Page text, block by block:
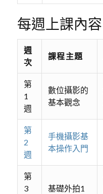
每週上課內容
週
次
課程主題
第
1
週
數位攝影的
基本觀念
第
2
週
手機攝影基
本操作入門
第
3
基礎外拍1